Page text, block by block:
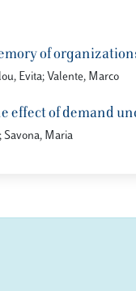
of
Evita; Valente, Marco
effect of demand
Savona, Maria